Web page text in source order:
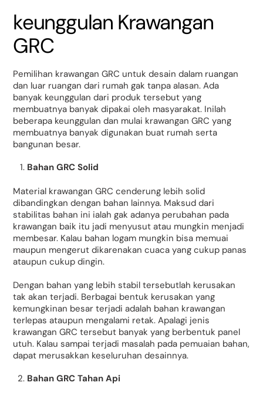
keunggulan Krawangan
GRC
Pemilihan krawangan GRC untuk desain dalam ruangan
dan luar ruangan dari rumah gak tanpa alasan. Ada
banyak keunggulan dari produk tersebut yang
membuatnya banyak dipakai oleh masyarakat. Inilah
beberapa keunggulan dan mulai krawangan GRC yang
membuatnya banyak digunakan buat rumah serta
bangunan besar.
Bahan GRC Solid
Material krawangan GRC cenderung lebih solid
dibandingkan dengan bahan lainnya. Maksud dari
stabilitas bahan ini ialah gak adanya perubahan pada
krawangan baik itu jadi menyusut atau mungkin menjadi
membesar. Kalau bahan logam mungkin bisa memuai
maupun mengerut dikarenakan cuaca yang cukup panas
ataupun cukup dingin.
Dengan bahan yang lebih stabil tersebutlah kerusakan
tak akan terjadi. Berbagai bentuk kerusakan yang
kemungkinan besar terjadi adalah bahan krawangan
terlepas ataupun mengalami retak. Apalagi jenis
krawangan GRC tersebut banyak yang berbentuk panel
utuh. Kalau sampai terjadi masalah pada pemuaian bahan,
dapat merusakkan keseluruhan desainnya.
Bahan GRC Tahan Api